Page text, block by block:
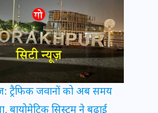
ट्रैफिक जवानों को अब समय